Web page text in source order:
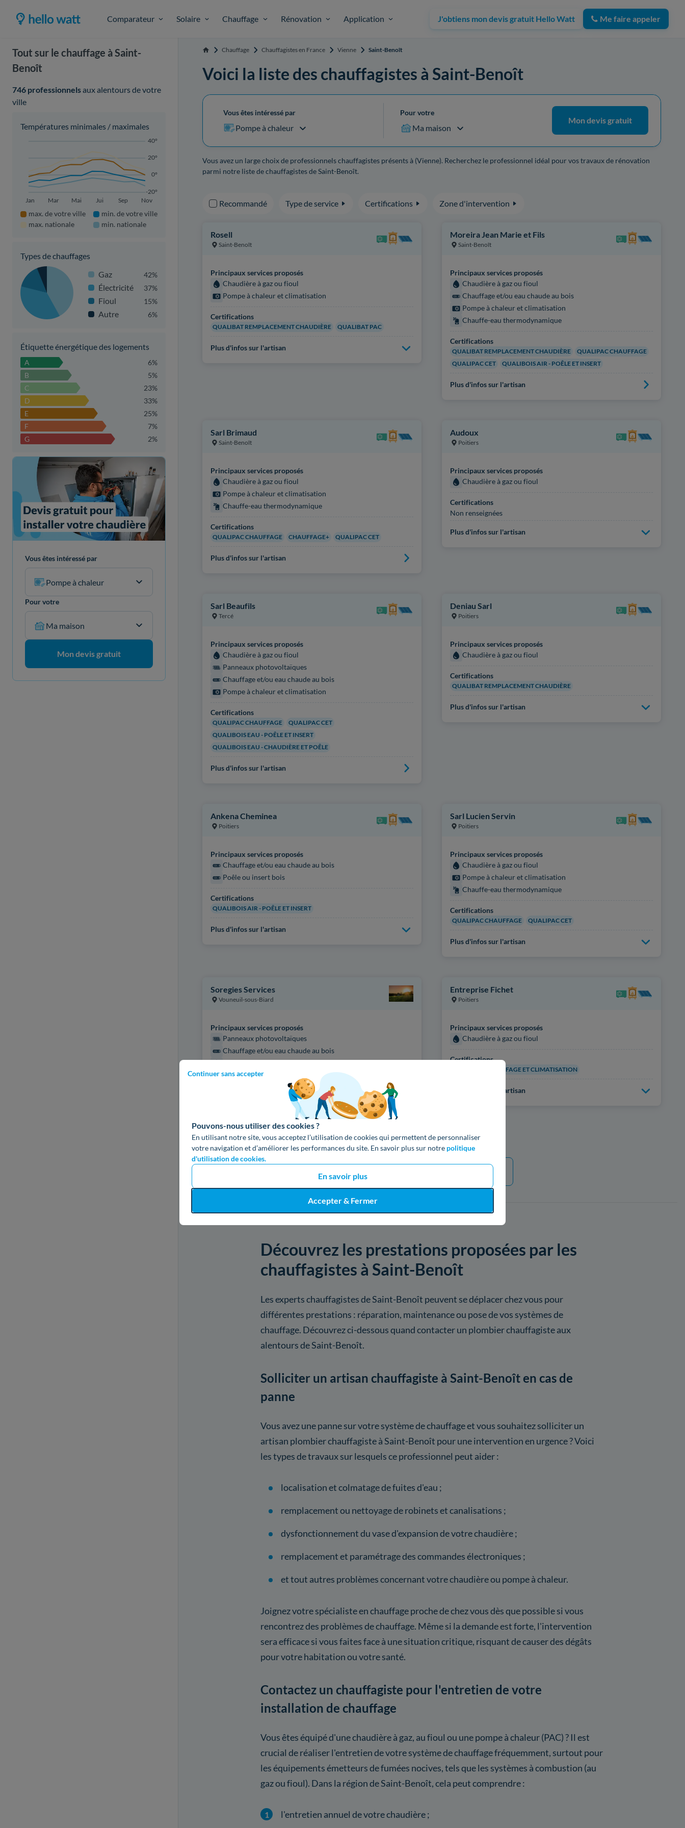
Comparateur Solaire Chauffage Rénovation Application J'obtiens mon devis gratuit Hello Watt Me faire appeler
Continuer sans accepter
Pouvons-nous utiliser des cookies ?
En utilisant notre site, vous acceptez l’utilisation de cookies qui permettent de personnaliser
votre navigation et d’améliorer les performances du site. En savoir plus sur notre politique
d'utilisation de cookies.
En savoir plus
Accepter & Fermer
Tout sur le chauffage à Saint-
Benoît
746 professionnelsaux alentours de votre
ville
Températures minimales / maximales
-20°
0°
20°
40°
Jan Mar Mai Jui Sep Nov
max. de votre ville
max. nationale
min. de votre ville
min. nationale
Types de chauffages
Gaz
42%
Électricité 37%
Fioul 15%
Autre 6%
Étiquette énergétique des logements
A
6%
B
5%
C
23%
D
33%
E
25%
F
7%
G
2%
Vous êtes intéressé par
Pompe à chaleur
Pour votre
Ma maison
Mon devis gratuit
Accueil Chauffage Chauffagistes en France Vienne Saint-Benoît
Voici la liste des chauffagistes à Saint-Benoît
Vous êtes intéressé par
Pompe à chaleur
Pour votre
Ma maison
Mon devis gratuit
Vous avez un large choix de professionnels chauffagistes présents à (Vienne). Recherchez le professionnel idéal pour vos travaux de rénovation
parmi notre liste de chauffagistes de Saint-Benoît.
Recommandé Type de service Certifications Zone d'intervention
Rosell
Saint-Benoît
Principaux services proposés
Chaudière à gaz ou fioul
Pompe à chaleur et climatisation
Certifications
QUALIBAT REMPLACEMENT CHAUDIÈRE QUALIBAT PAC
Plus d'infos sur l'artisan
Moreira Jean Marie et Fils
Saint-Benoît
Principaux services proposés
Chaudière à gaz ou fioul
Chauffage et/ou eau chaude au bois
Pompe à chaleur et climatisation
Chauffe-eau thermodynamique
Certifications
QUALIBAT REMPLACEMENT CHAUDIÈRE
QUALIPAC CHAUFFAGE
QUALIPAC CET
QUALIBOIS AIR - POÊLE ET INSERT
Plus d'infos sur l'artisan
Sarl Brimaud
Saint-Benoît
Principaux services proposés
Chaudière à gaz ou fioul
Pompe à chaleur et climatisation
Chauffe-eau thermodynamique
Certifications
QUALIPAC CHAUFFAGE CHAUFFAGE+ QUALIPAC CET
Plus d'infos sur l'artisan
Audoux
Poitiers
Principaux services proposés
Chaudière à gaz ou fioul
Certifications
Non renseignées
Plus d'infos sur l'artisan
Sarl Beaufils
Tercé
Principaux services proposés
Chaudière à gaz ou fioul
Panneaux photovoltaïques
Chauffage et/ou eau chaude au bois
Pompe à chaleur et climatisation
Certifications
QUALIPAC CHAUFFAGE
QUALIPAC CET
QUALIBOIS EAU - POÊLE ET INSERT
QUALIBOIS EAU - CHAUDIÈRE ET POÊLE
Plus d'infos sur l'artisan
Deniau Sarl
Poitiers
Principaux services proposés
Chaudière à gaz ou fioul
Certifications
QUALIBAT REMPLACEMENT CHAUDIÈRE
Plus d'infos sur l'artisan
Ankena Cheminea
Poitiers
Principaux services proposés
Chauffage et/ou eau chaude au bois
Poêle ou insert bois
Certifications
QUALIBOIS AIR - POÊLE ET INSERT
Plus d'infos sur l'artisan
Sarl Lucien Servin
Poitiers
Principaux services proposés
Chaudière à gaz ou fioul
Pompe à chaleur et climatisation
Chauffe-eau thermodynamique
Certifications
QUALIPAC CHAUFFAGE QUALIPAC CET
Plus d'infos sur l'artisan
Soregies Services
Vouneuil-sous-Biard
Principaux services proposés
Panneaux photovoltaïques
Chauffage et/ou eau chaude au bois
Chauffage et/ou eau chaude solaire
Pompe à chaleur et climatisation
Plus d'infos sur l'artisan
Entreprise Fichet
Poitiers
Principaux services proposés
Chaudière à gaz ou fioul
Certifications
QUALIBAT CHAUFFAGE ET CLIMATISATION
Plus d'infos sur l'artisan
Découvrez les prestations proposées par les
chauffagistes à Saint-Benoît
Les experts chauffagistes de Saint-Benoît peuvent se déplacer chez vous pour
différentes prestations : réparation, maintenance ou pose de vos systèmes de
chauffage. Découvrez ci-dessous quand contacter un plombier chauffagiste aux
alentours de Saint-Benoît.
Solliciter un artisan chauffagiste à Saint-Benoît en cas de
panne
Vous avez une panne sur votre système de chauffage et vous souhaitez solliciter un
artisan plombier chauffagiste à Saint-Benoît pour une intervention en urgence ? Voici
les types de travaux sur lesquels ce professionnel peut aider :
localisation et colmatage de fuites d'eau ;
remplacement ou nettoyage de robinets et canalisations ;
dysfonctionnement du vase d'expansion de votre chaudière ;
remplacement et paramétrage des commandes électroniques ;
et tout autres problèmes concernant votre chaudière ou pompe à chaleur.
Joignez votre spécialiste en chauffage proche de chez vous dès que possible si vous
rencontrez des problèmes de chauffage. Même si la demande est forte, l'intervention
sera efficace si vous faites face à une situation critique, risquant de causer des dégâts
pour votre habitation ou votre santé.
Contactez un chauffagiste pour l'entretien de votre
installation de chauffage
Vous êtes équipé d'une chaudière à gaz, au fioul ou une pompe à chaleur (PAC) ? Il est
crucial de réaliser l'entretien de votre système de chauffage fréquemment, surtout pour
les équipements émetteurs de fumées nocives, tels que les systèmes à combustion (au
gaz ou fioul). Dans la région de Saint-Benoît, cela peut comprendre :
l'entretien annuel de votre chaudière ;